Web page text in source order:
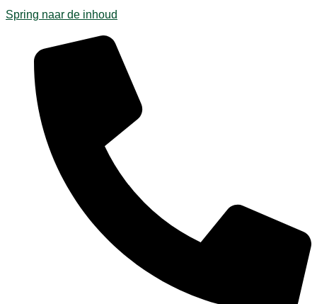
Spring naar de inhoud